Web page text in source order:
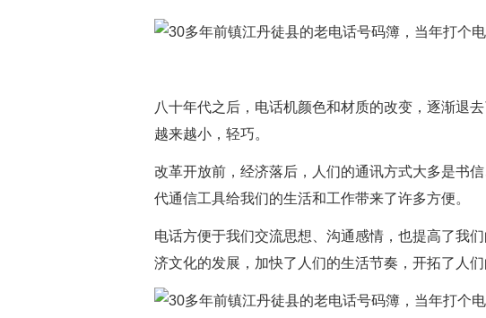
八十年代之后，电话机颜色和材质的改变，逐渐退
越来越小，轻巧。
改革开放前，经济落后，人们的通讯方式大多是书
代通信工具给我们的生活和工作带来了许多方便。
电话方便于我们交流思想、沟通感情，也提高了我
济文化的发展，加快了人们的生活节奏，开拓了人